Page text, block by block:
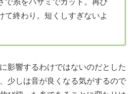
で糸をハサミでカット。再び
て終わり。短くしすぎないよ
影響するわけではないのだとした
少しは音が良くなる気がするので